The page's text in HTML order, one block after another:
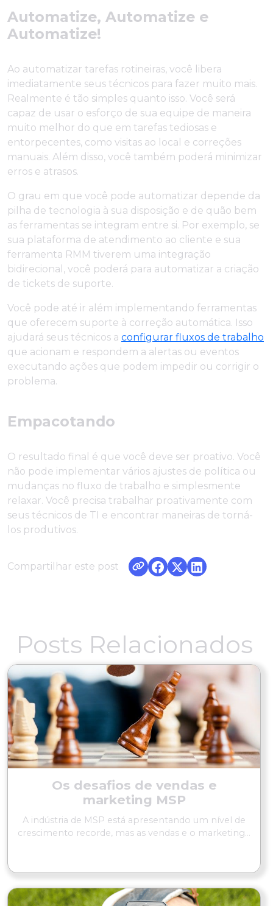
Automatize, Automatize e
Automatize!
Ao automatizar tarefas rotineiras, você libera
imediatamente seus técnicos para fazer muito mais.
Realmente é tão simples quanto isso. Você será
capaz de usar o esforço de sua equipe de maneira
muito melhor do que em tarefas tediosas e
entorpecentes, como visitas ao local e correções
manuais. Além disso, você também poderá minimizar
erros e atrasos.
O grau em que você pode automatizar depende da
pilha de tecnologia à sua disposição e de quão bem
as ferramentas se integram entre si. Por exemplo, se
sua plataforma de atendimento ao cliente e sua
ferramenta RMM tiverem uma integração
bidirecional, você poderá para automatizar a criação
de tickets de suporte.
Você pode até ir além implementando ferramentas
que oferecem suporte à correção automática. Isso
ajudará seus técnicos a configurar fluxos de trabalho
que acionam e respondem a alertas ou eventos
executando ações que podem impedir ou corrigir o
problema.
Empacotando
O resultado final é que você deve ser proativo. Você
não pode implementar vários ajustes de política ou
mudanças no fluxo de trabalho e simplesmente
relaxar. Você precisa trabalhar proativamente com
seus técnicos de TI e encontrar maneiras de torná-
los produtivos.
Compartilhar este post
Posts Relacionados
Os desafios de vendas e
marketing MSP
A indústria de MSP está apresentando um nível de
crescimento recorde, mas as vendas e o marketing...